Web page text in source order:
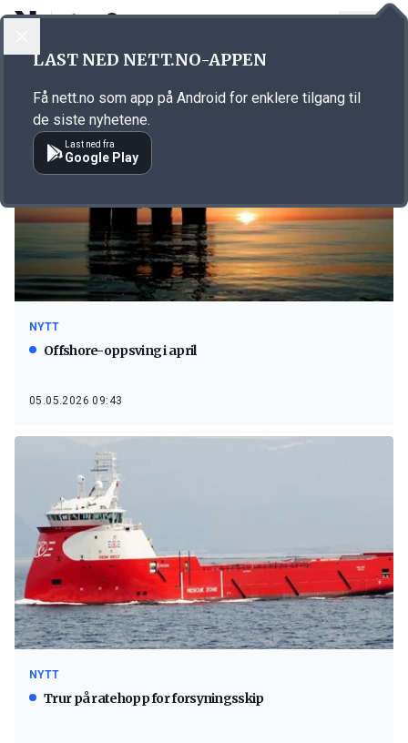
Emne: Seabrokers
NYTT
Offshore-oppsving i april
05.05.2026 09:43
NYTT
Trur på ratehopp for forsyningsskip
LAST NED NETT.NO-APPEN
Få nett.no som app på Android for enklere tilgang til
de siste nyhetene.
Last ned fra
Google Play